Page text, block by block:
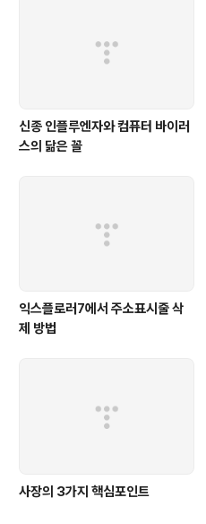
신종 인플루엔자와 컴퓨터 바이러
스의 닮은 꼴
익스플로러7에서 주소표시줄 삭
제 방법
사장의 3가지 핵심포인트